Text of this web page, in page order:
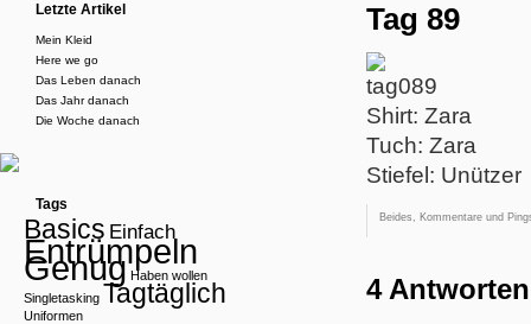
Tag 89
Shirt: Zara
Tuch: Zara
Stiefel: Unützer
Beides, Kommentare und
4
Letzte Artikel
Mein Kleid
Here we go
Das Leben danach
Das Jahr danach
Die Woche danach
Tags
Basics Einfach
Entrümpeln
Genug Haben wollen
Singletasking Tagtäglich
Uniformen